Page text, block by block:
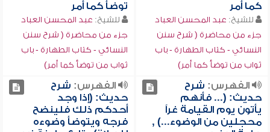
كما أمر
للشيخ: عبد المحسن العباد
جزء من محاضرة ( شرح سنن
النسائي - كتاب الطهارة - باب
ثواب من توضأ كما أمر)
توضأ كما أمر
للشيخ: عبد المحسن العباد
جزء من محاضرة ( شرح سنن
النسائي - كتاب الطهارة - باب
ثواب من توضأ كما أمر)
الفهرس: شرح
حديث: (... فأنهم
يأتون يوم القيامة غراً
محجلين من الوضوء...) ,
الفهرس: شرح
حديث: (إذا وجد
أحدكم ذلك فلينضح
فرجه ويتوضأ وضوءه